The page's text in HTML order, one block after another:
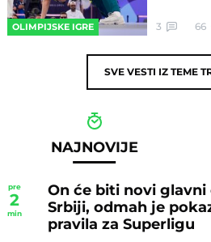
OLIMPIJSKE IGRE 3 66
SVE VESTI IZ TEME
NAJNOVIJE
pre
2
min
On će biti novi glavni
Srbiji, odmah je
pravila za Superligu